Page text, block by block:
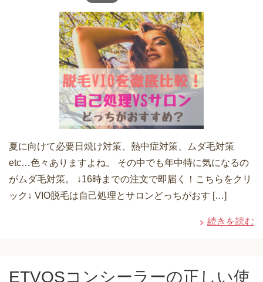
夏に向けて必要日焼け対策、熱中症対策、ムダ毛対策
etc…色々ありますよね。 その中でも年中特に気になるの
がムダ毛対策。 ↓16時までの注文で即届く！こちらをクリ
ック↓ VIO脱毛は自己処理とサロンどっちがおす […]
続きを読む
ETVOSコンシーラーの正しい使